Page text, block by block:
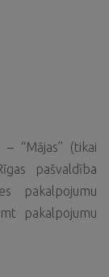
“Mājas” (tikai
pašvaldība
pakalpojumu
pakalpojumu